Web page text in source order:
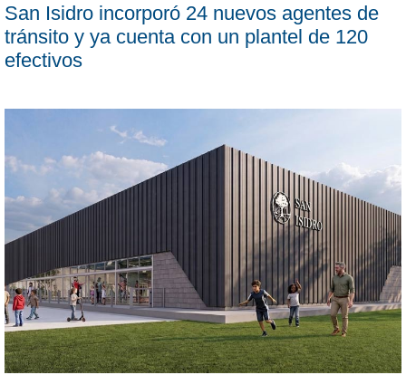
San Isidro incorporó 24 nuevos agentes de
tránsito y ya cuenta con un plantel de 120
efectivos